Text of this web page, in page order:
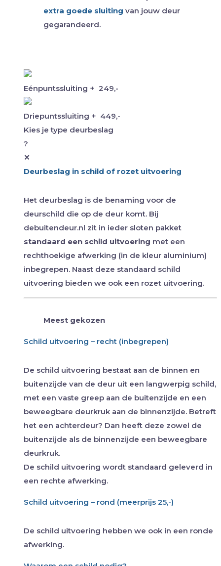
extra goede sluiting van jouw deur
gegarandeerd.
Eénpuntssluiting + 249,-
Driepuntssluiting + 449,-
Kies je type deurbeslag
?
✕
Deurbeslag in schild of rozet uitvoering
Het deurbeslag is de benaming voor de
deurschild die op de deur komt. Bij
debuitendeur.nl zit in ieder sloten pakket
standaard een schild uitvoering met een
rechthoekige afwerking (in de kleur aluminium)
inbegrepen. Naast deze standaard schild
uitvoering bieden we ook een rozet uitvoering.
Meest gekozen
Schild uitvoering – recht (inbegrepen)
De schild uitvoering bestaat aan de binnen en
buitenzijde van de deur uit een langwerpig schild,
met een vaste greep aan de buitenzijde en een
beweegbare deurkruk aan de binnenzijde. Betreft
het een achterdeur? Dan heeft deze zowel de
buitenzijde als de binnenzijde een beweegbare
deurkruk.
De schild uitvoering wordt standaard geleverd in
een rechte afwerking.
Schild uitvoering – rond (meerprijs 25,-)
De schild uitvoering hebben we ook in een ronde
afwerking.